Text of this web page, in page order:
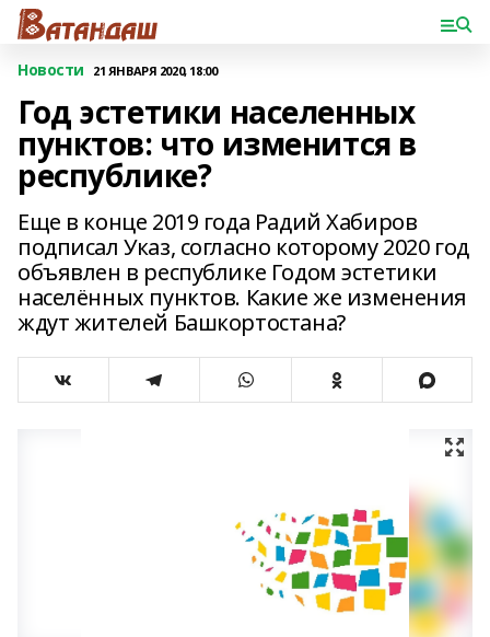
Новости 21 ЯНВАРЯ 2020, 18:00
Год эстетики населенных
пунктов: что изменится в
республике?
Еще в конце 2019 года Радий Хабиров
подписал Указ, согласно которому 2020 год
объявлен в республике Годом эстетики
населённых пунктов. Какие же изменения
ждут жителей Башкортостана?